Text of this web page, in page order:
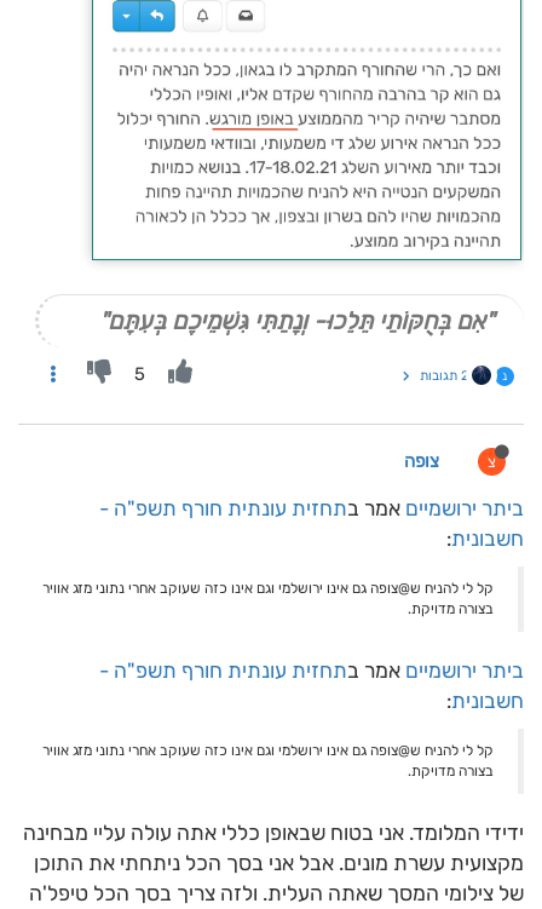
"אִם בְּחֻקּוֹתַי תֵּלֵכוּ- וְנָתַתִּי גִּשְׁמֵיכֶם בְּעִתָּם"
נ 2 תגובות 5
צ צופה
ביתר ירושמיים אמר בתחזית עונתית חורף תשפ"ה -
חשבונית:
קל לי להניח ש@צופה גם אינו ירושלמי וגם אינו כזה שעוקב אחרי נתוני מזג אוויר
בצורה מדויקת.
ביתר ירושמיים אמר בתחזית עונתית חורף תשפ"ה -
חשבונית:
קל לי להניח ש@צופה גם אינו ירושלמי וגם אינו כזה שעוקב אחרי נתוני מזג אוויר
בצורה מדויקת.
ידידי המלומד. אני בטוח שבאופן כללי אתה עולה עליי מבחינה
מקצועית עשרת מונים. אבל אני בסך הכל ניתחתי את התוכן
של צילומי המסך שאתה העלית. ולזה צריך בסך הכל טיפל'ה